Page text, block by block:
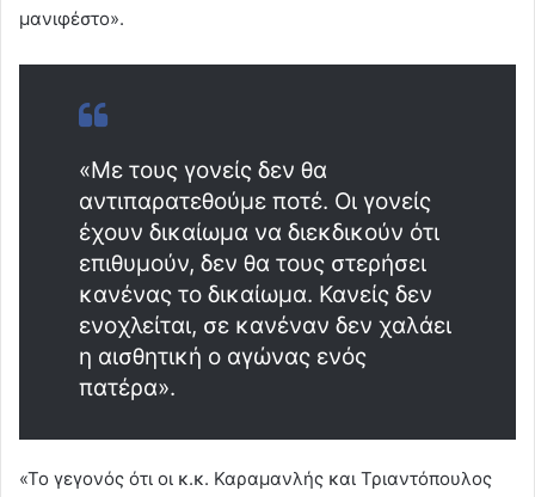
μανιφέστο».
«Με τους γονείς δεν θα
αντιπαρατεθούμε ποτέ. Οι γονείς
έχουν δικαίωμα να διεκδικούν ότι
επιθυμούν, δεν θα τους στερήσει
κανένας το δικαίωμα. Κανείς δεν
ενοχλείται, σε κανέναν δεν χαλάει
η αισθητική ο αγώνας ενός
πατέρα».
«Το γεγονός ότι οι κ.κ. Καραμανλής και Τριαντόπουλος